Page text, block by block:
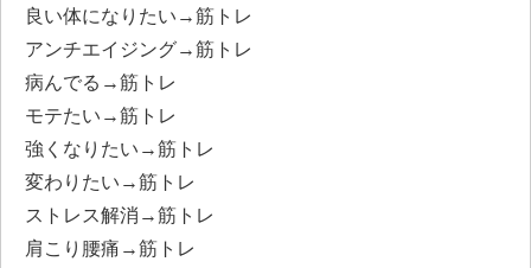
良い体になりたい→筋トレ
アンチエイジング→筋トレ
病んでる→筋トレ
モテたい→筋トレ
強くなりたい→筋トレ
変わりたい→筋トレ
ストレス解消→筋トレ
肩こり腰痛→筋トレ